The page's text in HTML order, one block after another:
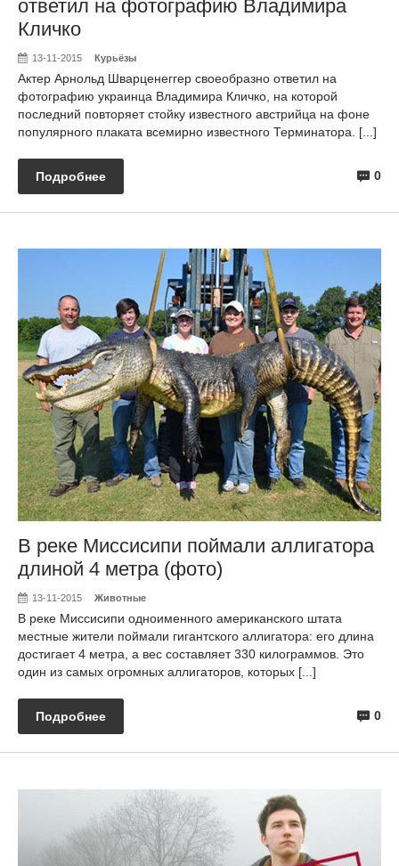
ответил на фотографию Владимира
Кличко
13-11-2015 Курьёзы
Актер Арнольд Шварценеггер своеобразно ответил на
фотографию украинца Владимира Кличко, на которой
последний повторяет стойку известного австрийца на фоне
популярного плаката всемирно известного Терминатора. [...]
0
Подробнее
В реке Миссисипи поймали аллигатора
длиной 4 метра (фото)
13-11-2015 Животные
В реке Миссисипи одноименного американского штата
местные жители поймали гигантского аллигатора: его длина
достигает 4 метра, а вес составляет 330 килограммов. Это
один из самых огромных аллигаторов, которых [...]
0
Подробнее